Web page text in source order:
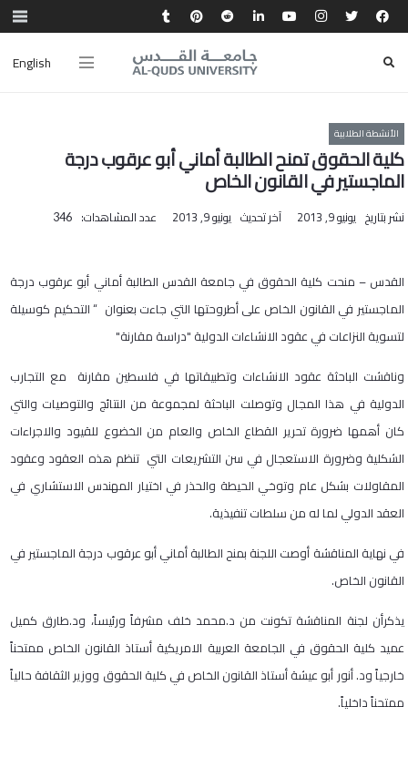
English
الأنشطة الطلابية
كلية الحقوق تمنح الطالبة أماني أبو عرقوب درجة
الماجستير في القانون الخاص
نشر بتاريخ يونيو 9, 2013 آخر تحديث يونيو 9, 2013 عدد المشاهدات: 346
القدس – منحت كلية الحقوق في جامعة القدس الطالبة أماني أبو عرقوب درجة
الماجستير في القانون الخاص على أطروحتها التي جاءت بعنوان “التحكيم كوسيلة
لتسوية النزاعات في عقود الانشاءات الدولية "دراسة مقارنة"
وناقشت الباحثة عقود الانشاءات وتطبيقاتها في فلسطين مقارنة مع التجارب
الدولية في هذا المجال وتوصلت الباحثة لمجموعة من النتائج والتوصيات والتي
كان أهمها ضرورة تحرير القطاع الخاص والعام من الخضوع للقيود والاجراءات
الشكلية وضرورة الاستعجال في سن التشريعات التي تنظم هذه العقود وعقود
المقاولات بشكل عام وتوخي الحيطة والحذر في اختيار المهندس الاستشاري في
العقد الدولي لما له من سلطات تنفيذية.
في نهاية المناقشة أوصت اللجنة بمنح الطالبة أماني أبو عرقوب درجة الماجستير في
القانون الخاص.
يذكرأن لجنة المناقشة تكونت من د.محمد خلف مشرفاً ورئيساً، ود.طارق كميل
عميد كلية الحقوق في الجامعة العربية الامريكية أستاذ القانون الخاص ممتحناً
خارجياً ود. أنور أبو عيشة أستاذ القانون الخاص في كلية الحقوق ووزير الثقافة حالياً
ممتحناً داخلياً.